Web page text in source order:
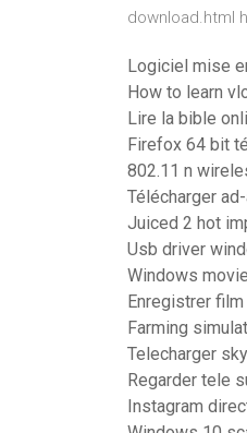
download.html
Logiciel mise
How to learn
Lire la bible
Firefox 64 bit
802.11 n
Télécharger
Juiced 2 hot
Usb driver
Windows
Enregistrer
Farming
Telecharger
Regarder tele
Instagram